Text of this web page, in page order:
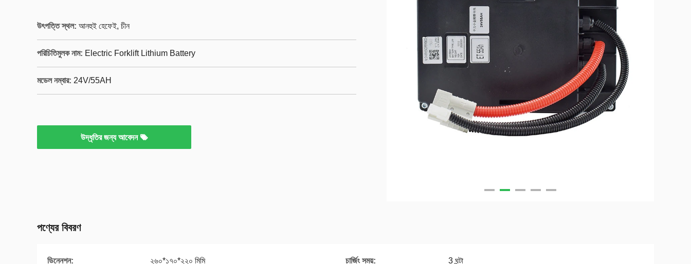
উৎপত্তি স্থল: আনহুই হেফেই, চীন
পরিচিতিমুলক নাম: Electric Forklift Lithium Battery
মডেল নম্বার: 24V/55AH
উদ্ধৃতির জন্য আবেদন
পণ্যের বিবরণ
ডিনেনশন: ২৬০*১৭০*২২০ মিমি চার্জিং সময়: 3 ঘন্টা